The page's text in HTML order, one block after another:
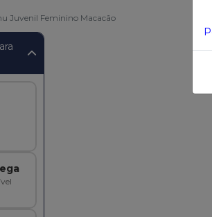
Juvenil Feminino Macacão